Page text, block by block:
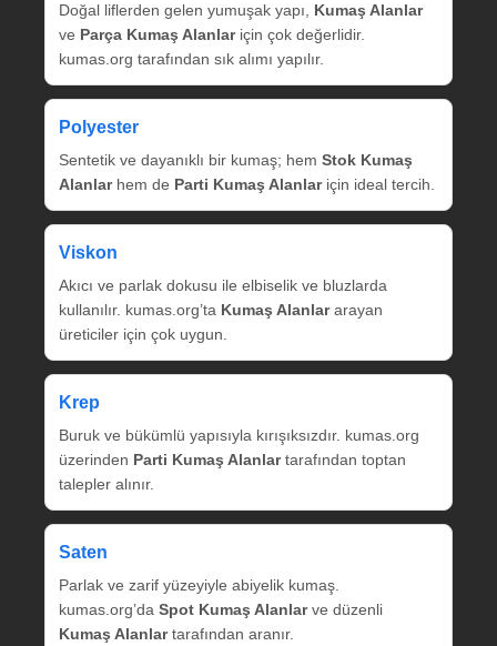
Doğal liflerden gelen yumuşak yapı, Kumaş Alanlar
ve Parça Kumaş Alanlariçin çok değerlidir.
kumas.org tarafından sık alımı yapılır.
Polyester
Sentetik ve dayanıklı bir kumaş; hem Stok Kumaş
Alanlarhem de Parti Kumaş Alanlariçin ideal tercih.
Viskon
Akıcı ve parlak dokusu ile elbiselik ve bluzlarda
kullanılır. kumas.org’ta Kumaş Alanlararayan
üreticiler için çok uygun.
Krep
Buruk ve bükümlü yapısıyla kırışıksızdır. kumas.org
üzerinden Parti Kumaş Alanlartarafından toptan
talepler alınır.
Saten
Parlak ve zarif yüzeyiyle abiyelik kumaş.
kumas.org’da Spot Kumaş Alanlarve düzenli
Kumaş Alanlartarafından aranır.